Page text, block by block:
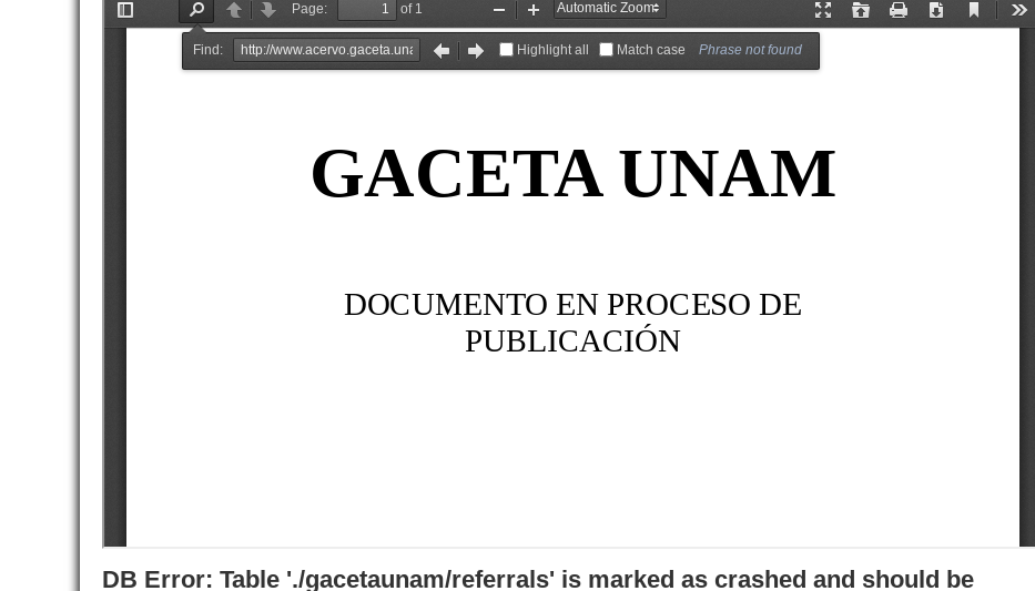
DB Error: Table './gacetaunam/referrals' is marked as crashed and should be